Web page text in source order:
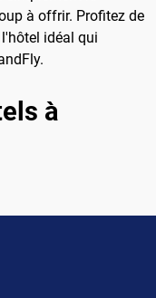
à offrir. Profitez de
idéal qui
à